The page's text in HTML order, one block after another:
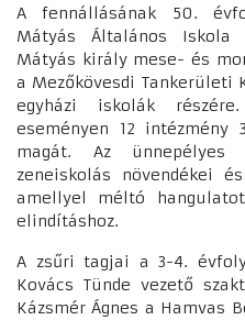
A fennállásának 50.
Mátyás Általános Iskola
Mátyás király mese- és
a Mezőkövesdi Tankerületi
egyházi iskolák
eseményen 12
magát. Az ünnepélyes
zeneiskolás növendékei
amellyel méltó
elindításhoz.
A zsűri tagjai a 3-4.
Kovács Tünde vezető
Kázsmér Ágnes a Hamvas